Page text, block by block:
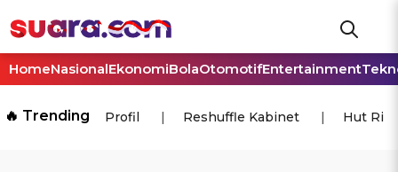
HomeNasionalEkonomiBolaOtomotifEntertainment
🔥 Trending Profil Reshuffle Kabinet Hut Ri